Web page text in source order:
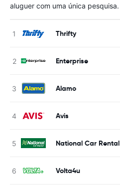
aluguer com uma única pesquisa.
Thrifty
Enterprise
Alamo
Avis
National Car Rental
Volta4u